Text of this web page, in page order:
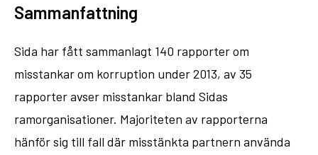
Sammanfattning
Sida har fått sammanlagt 140 rapporter om
misstankar om korruption under 2013, av 35
rapporter avser misstankar bland Sidas
ramorganisationer. Majoriteten av rapporterna
hänför sig till fall där misstänkta partnern använda